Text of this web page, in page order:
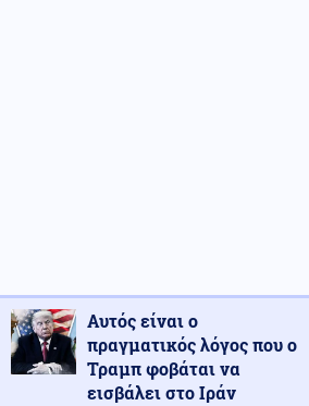
Αυτός είναι ο
πραγματικός λόγος που ο
Τραμπ φοβάται να
εισβάλει στο Ιράν